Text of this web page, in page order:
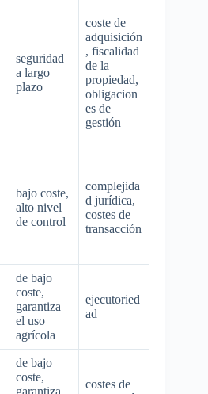
seguridad
a largo
plazo
coste de
adquisición
, fiscalidad
de la
propiedad,
obligacion
es de
gestión
bajo coste,
alto nivel
de control
complejida
d jurídica,
costes de
transacción
de bajo
coste,
garantiza
el uso
agrícola
ejecutoried
ad
de bajo
coste,
garantiza
costes de